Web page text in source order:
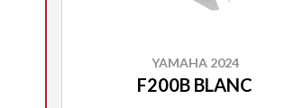
YAMAHA 2024
F200B BLANC